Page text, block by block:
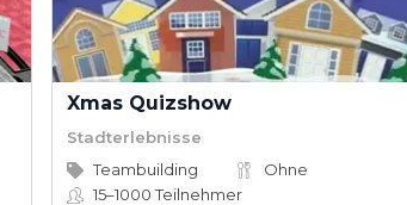
Xmas Quizshow
Stadterlebnisse
Teambuilding
Ohne
15–1000Teilnehmer